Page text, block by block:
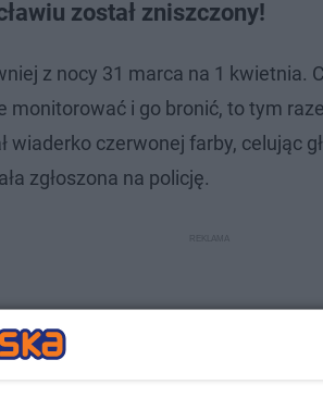
został zniszczony!
z nocy 31 marca na 1 kwietnia.
monitorować i go bronić, to tym
wiaderko czerwonej farby, celując
zgłoszona na policję.